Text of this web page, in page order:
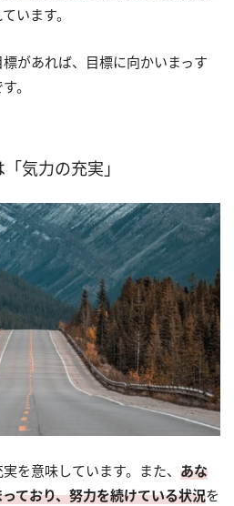
います。
があれば、目標に向かいまっす
。
気力の充実」
を意味しています。また、 あな
ており、努力を続けている状況を